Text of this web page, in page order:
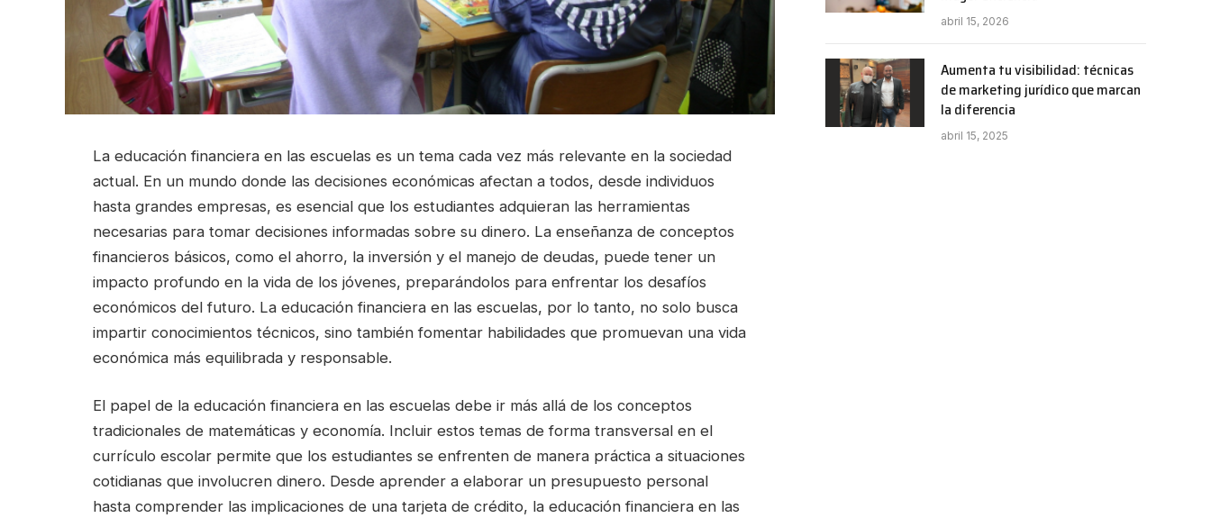
La educación financiera en las escuelas es un tema cada vez más relevante en la sociedad
actual. En un mundo donde las decisiones económicas afectan a todos, desde individuos
hasta grandes empresas, es esencial que los estudiantes adquieran las herramientas
necesarias para tomar decisiones informadas sobre su dinero. La enseñanza de conceptos
financieros básicos, como el ahorro, la inversión y el manejo de deudas, puede tener un
impacto profundo en la vida de los jóvenes, preparándolos para enfrentar los desafíos
económicos del futuro. La educación financiera en las escuelas, por lo tanto, no solo busca
impartir conocimientos técnicos, sino también fomentar habilidades que promuevan una vida
económica más equilibrada y responsable.
El papel de la educación financiera en las escuelas debe ir más allá de los conceptos
tradicionales de matemáticas y economía. Incluir estos temas de forma transversal en el
currículo escolar permite que los estudiantes se enfrenten de manera práctica a situaciones
cotidianas que involucren dinero. Desde aprender a elaborar un presupuesto personal
hasta comprender las implicaciones de una tarjeta de crédito, la educación financiera en las
abril 15, 2026
Aumenta tu visibilidad: técnicas
de marketing jurídico que marcan
la diferencia
abril 15, 2025